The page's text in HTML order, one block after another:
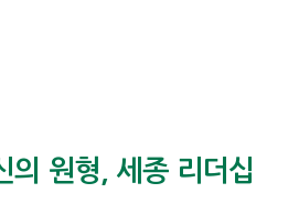
의 원형, 세종 리더십